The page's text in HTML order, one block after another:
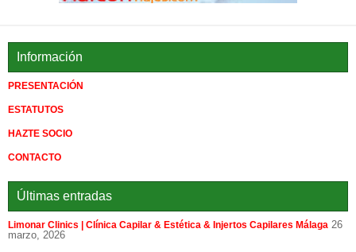
Información
PRESENTACIÓN
ESTATUTOS
HAZTE SOCIO
CONTACTO
Últimas entradas
Limonar Clinics | Clínica Capilar & Estética & Injertos Capilares Málaga 26
marzo, 2026